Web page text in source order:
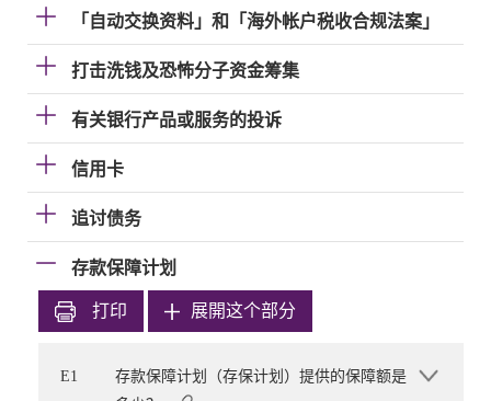
「自动交换资料」和「海外帐户税收合规法案」
打击洗钱及恐怖分子资金筹集
有关银行产品或服务的投诉
信用卡
追讨债务
存款保障计划
打印 展開这个部分
E1
存款保障计划（存保计划）提供的保障额是